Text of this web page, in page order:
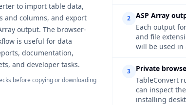
to import table data,
and columns, and export
output. The browser-
is useful for data
documentation,
and developer tasks.
before copying or downloading
2
ASP Array
Each output
and file
will be used in
3
Private
TableConvert
can inspect
installing